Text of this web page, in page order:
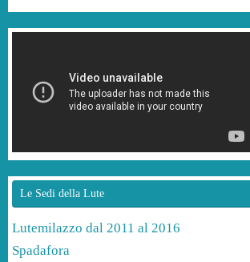
Le Sedi della Lute
Lutemilazzo dal 2011 al 2016
Spadafora